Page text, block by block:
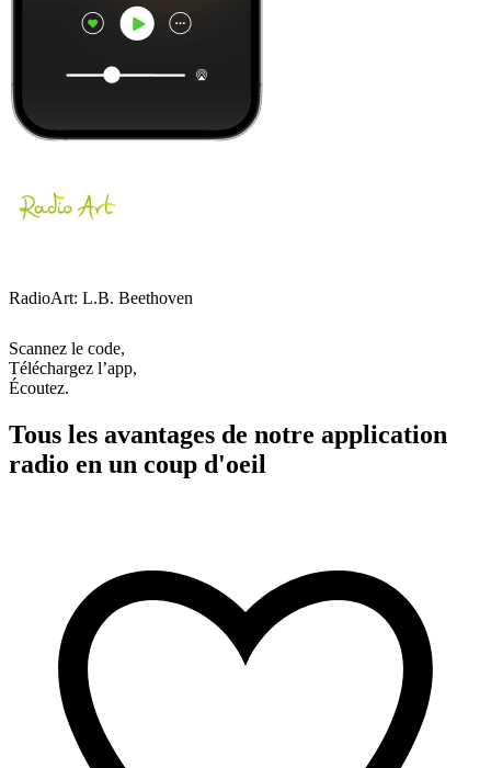
RadioArt: L.B. Beethoven
Scannez le code,
Téléchargez l’app,
Écoutez.
Tous les avantages de notre application
radio en un coup d'oeil